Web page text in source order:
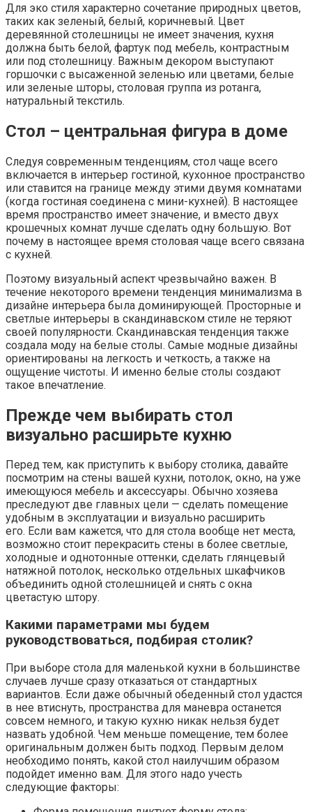
Для эко стиля характерно сочетание природных цветов,
таких как зеленый, белый, коричневый. Цвет
деревянной столешницы не имеет значения, кухня
должна быть белой, фартук под мебель, контрастным
или под столешницу. Важным декором выступают
горшочки с высаженной зеленью или цветами, белые
или зеленые шторы, столовая группа из ротанга,
натуральный текстиль.
Стол – центральная фигура в доме
Следуя современным тенденциям, стол чаще всего
включается в интерьер гостиной, кухонное пространство
или ставится на границе между этими двумя комнатами
(когда гостиная соединена с мини-кухней). В настоящее
время пространство имеет значение, и вместо двух
крошечных комнат лучше сделать одну большую. Вот
почему в настоящее время столовая чаще всего связана
с кухней.
Поэтому визуальный аспект чрезвычайно важен. В
течение некоторого времени тенденция минимализма в
дизайне интерьера была доминирующей. Просторные и
светлые интерьеры в скандинавском стиле не теряют
своей популярности. Скандинавская тенденция также
создала моду на белые столы. Самые модные дизайны
ориентированы на легкость и четкость, а также на
ощущение чистоты. И именно белые столы создают
такое впечатление.
Прежде чем выбирать стол
визуально расширьте кухню
Перед тем, как приступить к выбору столика, давайте
посмотрим на стены вашей кухни, потолок, окно, на уже
имеющуюся мебель и аксессуары. Обычно хозяева
преследуют две главных цели — сделать помещение
удобным в эксплуатации и визуально расширить
его. Если вам кажется, что для стола вообще нет места,
возможно стоит перекрасить стены в более светлые,
холодные и однотонные оттенки, сделать глянцевый
натяжной потолок, несколько отдельных шкафчиков
объединить одной столешницей и снять с окна
цветастую штору.
Какими параметрами мы будем
руководствоваться, подбирая столик?
При выборе стола для маленькой кухни в большинстве
случаев лучше сразу отказаться от стандартных
вариантов. Если даже обычный обеденный стол удастся
в нее втиснуть, пространства для маневра останется
совсем немного, и такую кухню никак нельзя будет
назвать удобной. Чем меньше помещение, тем более
оригинальным должен быть подход. Первым делом
необходимо понять, какой стол наилучшим образом
подойдет именно вам. Для этого надо учесть
следующие факторы: